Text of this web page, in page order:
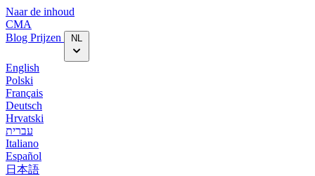
Naar de inhoud
CMA
Blog‎ Prijzen NL
English
Polski
Français
Deutsch
Hrvatski
עברית
Italiano
Español
日本語